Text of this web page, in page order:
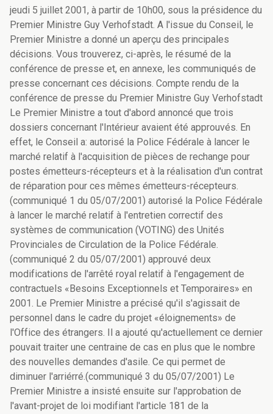
jeudi 5 juillet 2001, à partir de 10h00, sous la présidence du
Premier Ministre Guy Verhofstadt. A l'issue du Conseil, le
Premier Ministre a donné un aperçu des principales
décisions. Vous trouverez, ci-après, le résumé de la
conférence de presse et, en annexe, les communiqués de
presse concernant ces décisions. Compte rendu de la
conférence de presse du Premier Ministre Guy Verhofstadt
Le Premier Ministre a tout d'abord annoncé que trois
dossiers concernant l'Intérieur avaient été approuvés. En
effet, le Conseil a: autorisé la Police Fédérale à lancer le
marché relatif à l'acquisition de pièces de rechange pour
postes émetteurs-récepteurs et à la réalisation d'un contrat
de réparation pour ces mêmes émetteurs-récepteurs.
(communiqué 1 du 05/07/2001) autorisé la Police Fédérale
à lancer le marché relatif à l'entretien correctif des
systèmes de communication (VOTING) des Unités
Provinciales de Circulation de la Police Fédérale.
(communiqué 2 du 05/07/2001) approuvé deux
modifications de l'arrêté royal relatif à l'engagement de
contractuels «Besoins Exceptionnels et Temporaires» en
2001. Le Premier Ministre a précisé qu'il s'agissait de
personnel dans le cadre du projet «éloignements» de
l'Office des étrangers. Il a ajouté qu'actuellement ce dernier
pouvait traiter une centraine de cas en plus que le nombre
des nouvelles demandes d'asile. Ce qui permet de
diminuer l'arriérré.(communiqué 3 du 05/07/2001) Le
Premier Ministre a insisté ensuite sur l'approbation de
l'avant-projet de loi modifiant l'article 181 de la